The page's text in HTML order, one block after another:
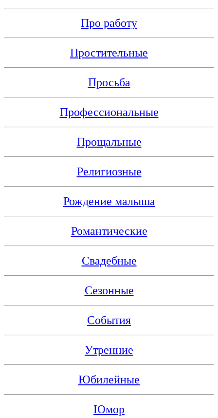
Про работу
Простительные
Просьба
Профессиональные
Прощальные
Религиозные
Рождение малыша
Романтические
Свадебные
Сезонные
События
Утренние
Юбилейные
Юмор